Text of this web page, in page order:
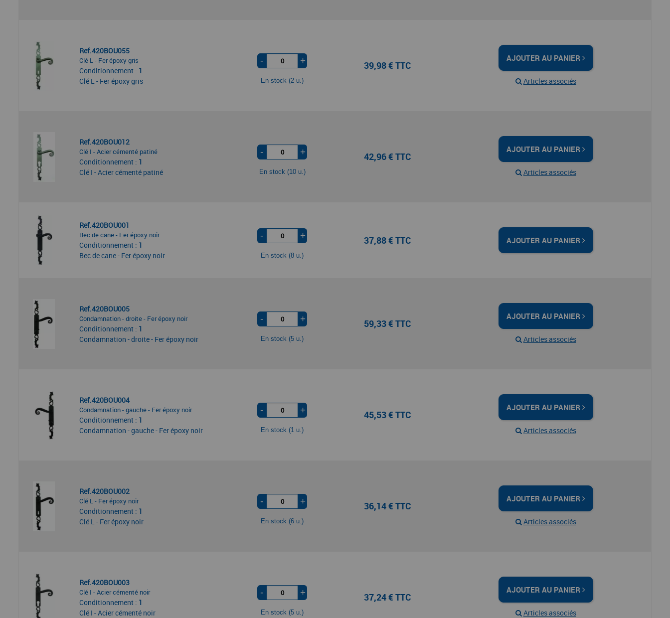
Ref.420BOU055
Clé L - Fer époxy gris
Conditionnement : 1
Clé L - Fer époxy gris
- +
En stock (2 u.)
39,98 € TTC
AJOUTER AU PANIER
Articles associés
Ref.420BOU012
Clé I - Acier cémenté patiné
Conditionnement : 1
Clé I - Acier cémenté patiné
- +
En stock (10 u.)
42,96 € TTC
AJOUTER AU PANIER
Articles associés
Ref.420BOU001
Bec de cane - Fer époxy noir
Conditionnement : 1
Bec de cane - Fer époxy noir
- +
En stock (8 u.)
37,88 € TTC AJOUTER AU PANIER
Ref.420BOU005
Condamnation - droite - Fer époxy noir
Conditionnement : 1
Condamnation - droite - Fer époxy noir
- +
En stock (5 u.)
59,33 € TTC
AJOUTER AU PANIER
Articles associés
Ref.420BOU004
Condamnation - gauche - Fer époxy noir
Conditionnement : 1
Condamnation - gauche - Fer époxy noir
- +
En stock (1 u.)
45,53 € TTC
AJOUTER AU PANIER
Articles associés
Ref.420BOU002
Clé L - Fer époxy noir
Conditionnement : 1
Clé L - Fer époxy noir
- +
En stock (6 u.)
36,14 € TTC
AJOUTER AU PANIER
Articles associés
Ref.420BOU003
Clé I - Acier cémenté noir
Conditionnement : 1
Clé I - Acier cémenté noir
- +
En stock (5 u.)
37,24 € TTC
AJOUTER AU PANIER
Articles associés